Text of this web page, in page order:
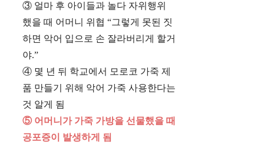
③ 얼마 후 아이들과 놀다 자위행위
했을 때 어머니 위협 “그렇게 못된 짓
하면 악어 입으로 손 잘라버리게 할거
야.”
④ 몇 년 뒤 학교에서 모로코 가죽 제
품 만들기 위해 악어 가죽 사용한다는
것 알게 됨
⑤ 어머니가 가죽 가방을 선물했을 때
공포증이 발생하게 됨